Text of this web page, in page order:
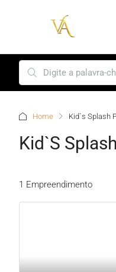
Home Kid`s Splash
Kid`s
1 Empreendimento